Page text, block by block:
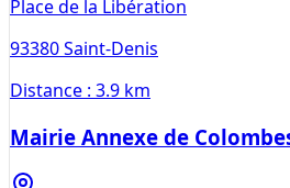
Place de la Libération
93380Saint-Denis
Distance : 3.9 km
Mairie Annexe de